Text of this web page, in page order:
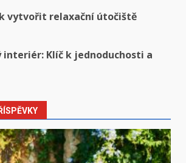
vytvořit relaxační útočiště
Klíč k jednoduchosti a